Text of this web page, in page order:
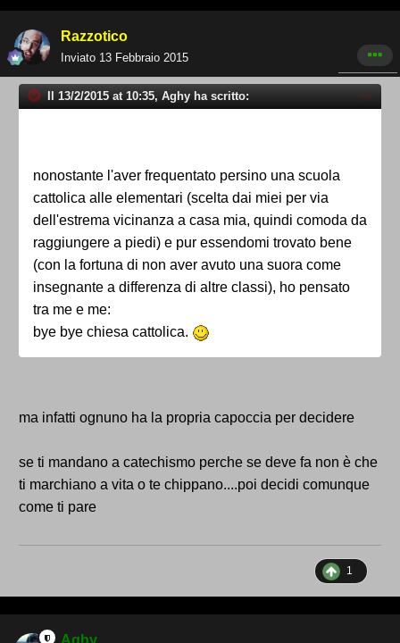
Razzotico
Inviato 13 Febbraio 2015
Il 13/2/2015 at 10:35, Aghy ha scritto:
nonostante l'aver frequentato persino una scuola
cattolica alle elementari (scelta dai miei per via
dell'estrema vicinanza a casa mia, quindi comoda da
raggiungere a piedi) e pur essendomi trovato bene
(con la fortuna di non aver avuto una suora come
insegnante a differenza di altre classi), ho pensato
tra me e me:
bye bye chiesa cattolica.
ma infatti ognuno ha la propria capoccia per decidere
se ti mandano a catechismo perche se deve fa non è che
ti marchiano a vita o te chippano....poi decidi comunque
come ti pare
1